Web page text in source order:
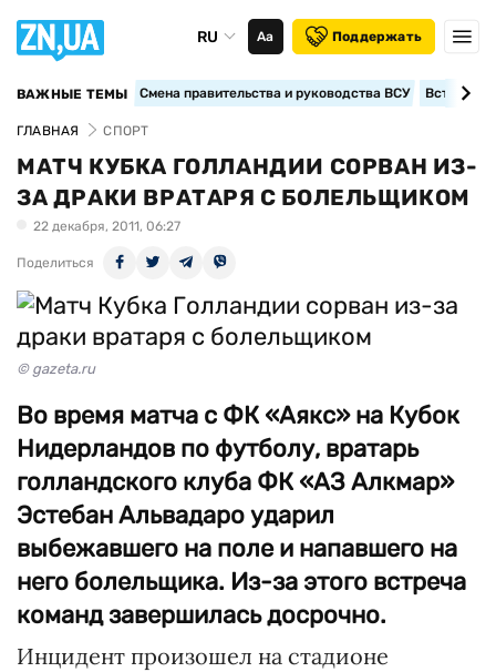
RU Аа Поддержать
ВАЖНЫЕ ТЕМЫ Смена правительства и руководства ВСУ
ГЛАВНАЯ СПОРТ
МАТЧ КУБКА ГОЛЛАНДИИ СОРВАН ИЗ-
ЗА ДРАКИ ВРАТАРЯ С БОЛЕЛЬЩИКОМ
22 декабря, 2011, 06:27
Поделиться
© gazeta.ru
Во время матча c ФК «Аякс» на Кубок
Нидерландов по футболу, вратарь
голландского клуба ФК «АЗ Алкмар»
Эстебан Альвадаро ударил
выбежавшего на поле и напавшего на
него болельщика. Из-за этого встреча
команд завершилась досрочно.
Инцидент произошел на стадионе